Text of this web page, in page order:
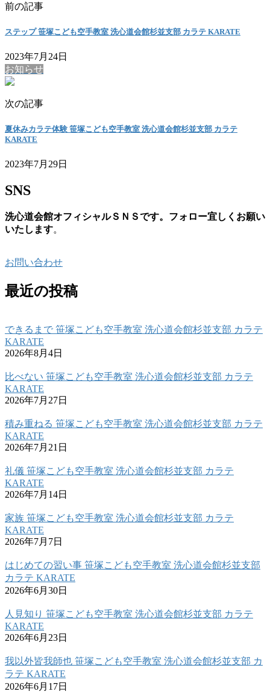
前の記事
ステップ 笹塚こども空手教室 洗心道会館杉並支部 カラテ KARATE
2023年7月24日
お知らせ
次の記事
夏休みカラテ体験 笹塚こども空手教室 洗心道会館杉並支部 カラテ
KARATE
2023年7月29日
SNS
洗心道会館オフィシャルＳＮＳです。フォロー宜しくお願い
いたします。
お問い合わせ
最近の投稿
できるまで 笹塚こども空手教室 洗心道会館杉並支部 カラテ
KARATE
2026年8月4日
比べない 笹塚こども空手教室 洗心道会館杉並支部 カラテ
KARATE
2026年7月27日
積み重ねる 笹塚こども空手教室 洗心道会館杉並支部 カラテ
KARATE
2026年7月21日
礼儀 笹塚こども空手教室 洗心道会館杉並支部 カラテ
KARATE
2026年7月14日
家族 笹塚こども空手教室 洗心道会館杉並支部 カラテ
KARATE
2026年7月7日
はじめての習い事 笹塚こども空手教室 洗心道会館杉並支部
カラテ KARATE
2026年6月30日
人見知り 笹塚こども空手教室 洗心道会館杉並支部 カラテ
KARATE
2026年6月23日
我以外皆我師也 笹塚こども空手教室 洗心道会館杉並支部 カ
ラテ KARATE
2026年6月17日